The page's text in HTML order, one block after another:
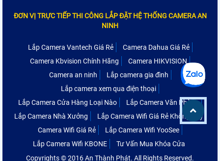
ĐƠN VỊ TRỰC TIẾP THI CÔNG LẮP ĐẶT HỆ THỐNG CAMERA AN
NINH
Lắp Camera Vantech Giá Rẻ
Camera Dahua Giá Rẻ
Camera Kbvision Chính Hãng
Camera HIKVISION
Camera an ninh
Lắp camera gia đình
Lắp camera xem qua điện thoại
Lắp Camera Cửa Hàng Loại Nào
Lắp Camera Văn Phòng
Lắp Camera Nhà Xưởng
Lắp Camera Wifi Giá Rẻ Không Dây
Camera Wifi Giá Rẻ
Lắp Camera Wifi YooSee
Lắp Camera Wifi KBONE
Tư Vấn Mua Khóa Cửa
Copyrights © 2016 An Thành Phát. All Rights Reserved.